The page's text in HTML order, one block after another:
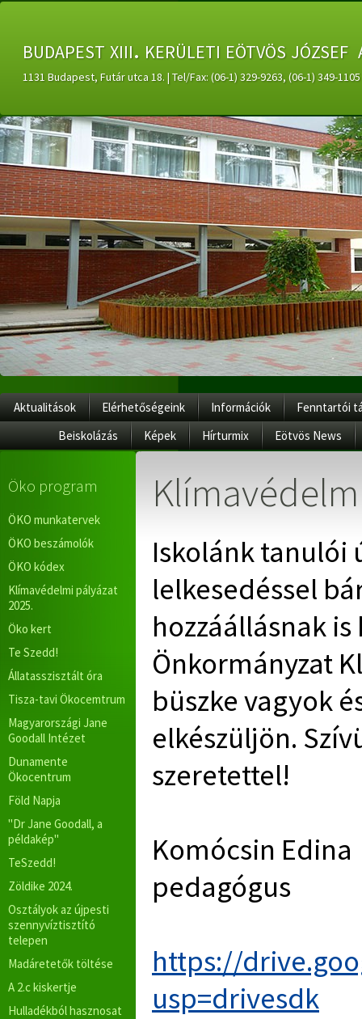
budapest xiii. kerületi eötvös
1131 Budapest, Futár utca 18. | Tel/Fax: (06-1) 329-9263, (06-1) 349-
Aktualitások Elérhetőségeink Információk
Fenntartói
Beiskolázás
Képek Hírturmix Eötvös News
Öko program
ÖKO munkatervek
ÖKO beszámolók
ÖKO kódex
Klímavédelmi pályázat
2025.
Öko kert
Te Szedd!
Állatasszisztált óra
Tisza-tavi Ökocemtrum
Magyarországi Jane
Goodall Intézet
Dunamente
Ökocentrum
Föld Napja
"Dr Jane Goodall, a
példakép"
TeSzedd!
Zöldike 2024.
Osztályok az újpesti
szennyvíztisztító
telepen
Madáretetők töltése
A 2.c kiskertje
Hulladékból hasznosat
Iskolánk tanulói
lelkesedéssel
hozzáállásnak
Önkormányzat
büszke vagyok
elkészüljön.
szeretettel!
Komócsin Edina
pedagógus
https://
usp=drivesdk